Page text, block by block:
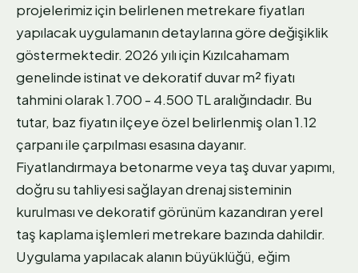
projelerimiz için belirlenen metrekare fiyatları
yapılacak uygulamanın detaylarına göre değişiklik
göstermektedir. 2026 yılı için Kızılcahamam
genelinde istinat ve dekoratif duvar m² fiyatı
tahmini olarak 1.700 - 4.500 TL aralığındadır. Bu
tutar, baz fiyatın ilçeye özel belirlenmiş olan 1.12
çarpanı ile çarpılması esasına dayanır.
Fiyatlandırmaya betonarme veya taş duvar yapımı,
doğru su tahliyesi sağlayan drenaj sisteminin
kurulması ve dekoratif görünüm kazandıran yerel
taş kaplama işlemleri metrekare bazında dahildir.
Uygulama yapılacak alanın büyüklüğü, eğim